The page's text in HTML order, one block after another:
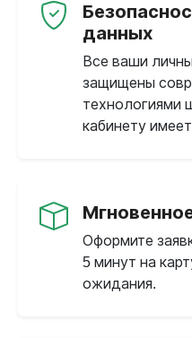
данных
Все ваши
защищены
технологиями
кабинету
Оформите
5 минут на
ожидания.